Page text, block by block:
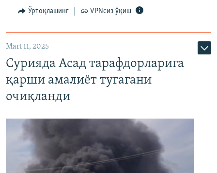
Ўртоқлашинг VPNсиз ўқиш
Mart 11, 2025
Сурияда Асад тарафдорларига
қарши амалиёт тугагани
очиқланди